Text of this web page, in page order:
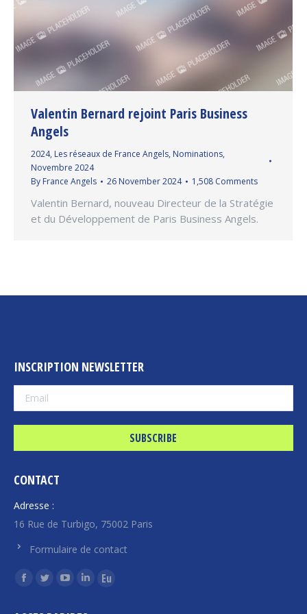
Valentin Bernard rejoint Paris Business
Angels
2024, Les réseaux de France Angels, Nominations,
Novembre 2024
By France Angels 26 November 2024 1,508 Comments
Valentin Bernard, nouveau Directeur de la Stratégie
et du Développement de Paris Business Angels.
INSCRIPTION NEWSLETTER
CONTACT
Adresse :
16 Rue de Turbigo, 75002 Paris
Formulaire de contact
Find us on:
Facebook
TwitterYouTube
LinkedinEuroquity